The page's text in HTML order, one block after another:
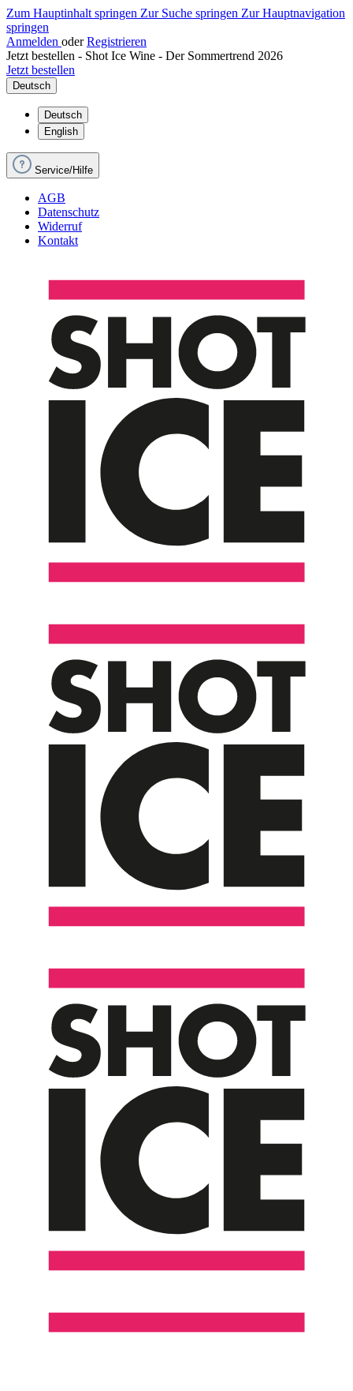
Zum Hauptinhalt springen Zur Suche springen Zur Hauptnavigation
springen
Anmelden oder Registrieren
Jetzt bestellen - Shot Ice Wine - Der Sommertrend 2026
Jetzt bestellen
Deutsch
Deutsch
English
Service/Hilfe
AGB
Datenschutz
Widerruf
Kontakt